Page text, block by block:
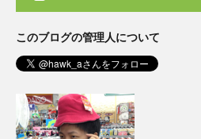
このブログの管理人について